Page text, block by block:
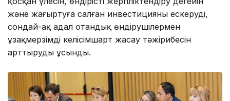
және жаңғыртуға салған инвестицияны ескеруді,
сондай-ақ адал отандық өндірушілермен
ұзақмерзімді келісімшарт жасау тәжірибесін
арттыруды ұсынды.